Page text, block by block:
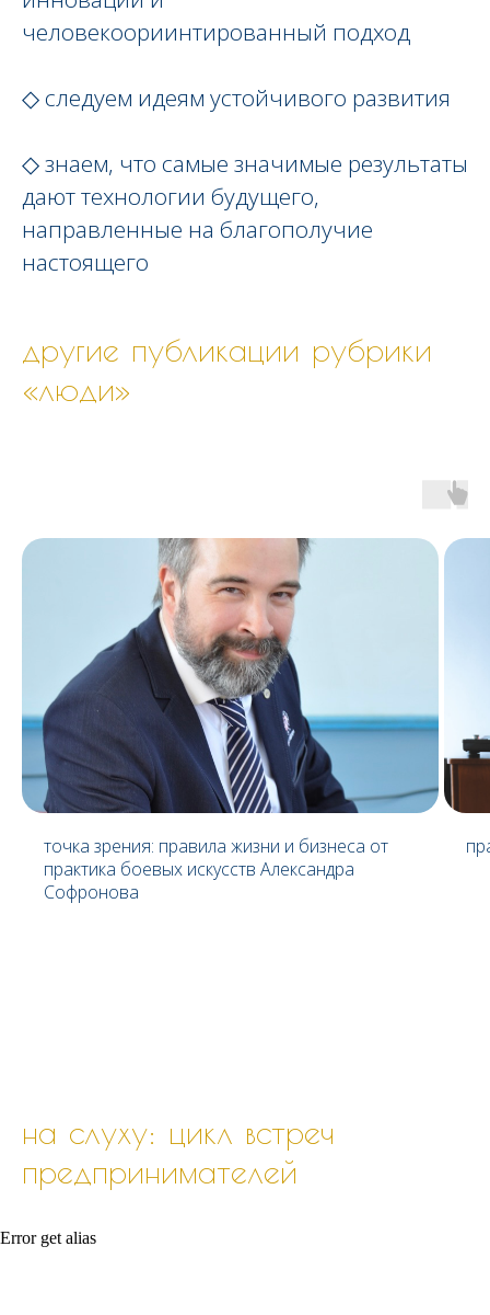
человекоориинтированный подход
◇ следуем идеям устойчивого развития
◇ знаем, что самые значимые результаты
дают технологии будущего,
направленные на благополучие
настоящего
другие публикации рубрики
«люди»
точка зрения: правила жизни и бизнеса от
практика боевых искусств Александра
Софронова
на слуху: цикл встреч
предпринимателей
Error get alias